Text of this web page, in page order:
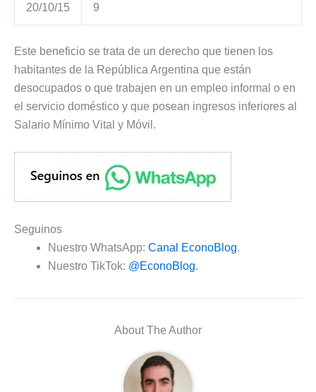
20/10/15 9
Este beneficio se trata de un derecho que tienen los
habitantes de la República Argentina que están
desocupados o que trabajen en un empleo informal o en
el servicio doméstico y que posean ingresos inferiores al
Salario Mínimo Vital y Móvil.
Seguinos
Nuestro WhatsApp: Canal EconoBlog.
Nuestro TikTok: @EconoBlog.
About The Author